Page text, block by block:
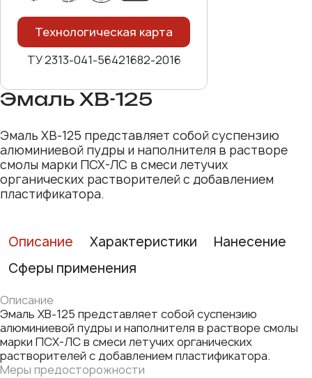
Эмаль ХВ-125
Эмаль ХВ-125 представляет собой суспензию
алюминиевой пудры и наполнителя в растворе
смолы марки ПСХ-ЛС в смеси летучих
органических растворителей с добавлением
пластификатора.
Описание Характеристики
Нанесение
Сферы применения
Описание
Эмаль ХВ-125 представляет собой суспензию
алюминиевой пудры и наполнителя в растворе смолы
марки ПСХ-ЛС в смеси летучих органических
растворителей с добавлением пластификатора.
Меры предосторожности
Технологическая карта
ТУ 2313-041-56421682-2016